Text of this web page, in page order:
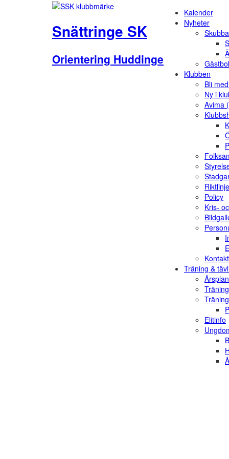
Snättringe SK
Orientering Huddinge
Kalender
Nyheter
Klubben
Bli
Ny i
Avima
Policy
Kris-
Kontakt
Träning &
Årsplan
Elitinfo